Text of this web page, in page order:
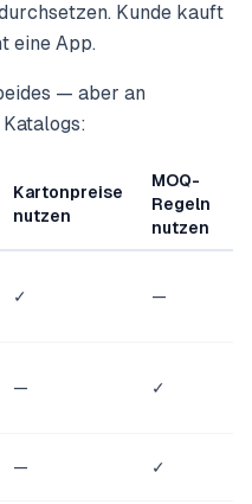
Kunde kauft
eine App.
— aber an
Kartonpreise
nutzen
MOQ-
Regeln
nutzen
✓ —
— ✓
— ✓